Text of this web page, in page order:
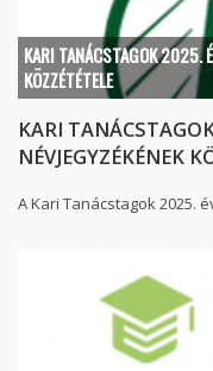
KARI TANÁCSTAGOK 2025.
KÖZZÉTÉTELE
KARI
NÉVJEGYZÉKÉNEK
A Kari Tanácstagok 2025.